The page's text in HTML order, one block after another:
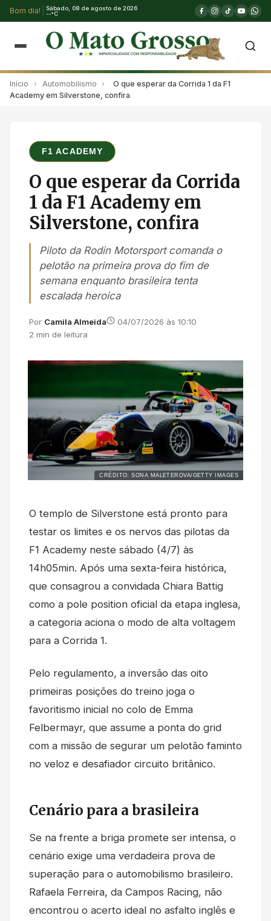
Bom dia!
Sábado, 08 de agosto de 2026
--°C
Início › Automobilismo ›
O que esperar da Corrida 1 da F1
Academy em Silverstone, confira
F1 ACADEMY
O que esperar da Corrida
1 da F1 Academy em
Silverstone, confira
Piloto da Rodin Motorsport comanda o
pelotão na primeira prova do fim de
semana enquanto brasileira tenta
escalada heroica
Por Camila Almeida
04/07/2026 às 10:10
2 min de leitura
CRÉDITO: SONA MALETEROVA/GETTY IMAGES
O templo de Silverstone está pronto para
testar os limites e os nervos das pilotas da
F1 Academy neste sábado (4/7) às
14h05min. Após uma sexta-feira histórica,
que consagrou a convidada Chiara Battig
como a pole position oficial da etapa inglesa,
a categoria aciona o modo de alta voltagem
para a Corrida 1.
Pelo regulamento, a inversão das oito
primeiras posições do treino joga o
favoritismo inicial no colo de Emma
Felbermayr, que assume a ponta do grid
com a missão de segurar um pelotão faminto
no veloz e desafiador circuito britânico.
Cenário para a brasileira
Se na frente a briga promete ser intensa, o
cenário exige uma verdadeira prova de
superação para o automobilismo brasileiro.
Rafaela Ferreira, da Campos Racing, não
encontrou o acerto ideal no asfalto inglês e